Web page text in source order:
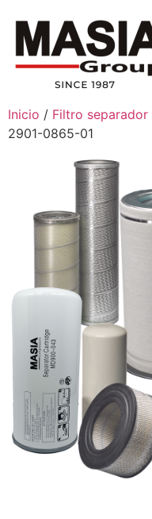
Inicio / Filtro separador
2901-0865-01